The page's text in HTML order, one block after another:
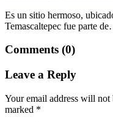
Es un sitio hermoso,
Temascaltepec fue parte
Comments (0)
Leave a Reply
Your email address will not
marked *